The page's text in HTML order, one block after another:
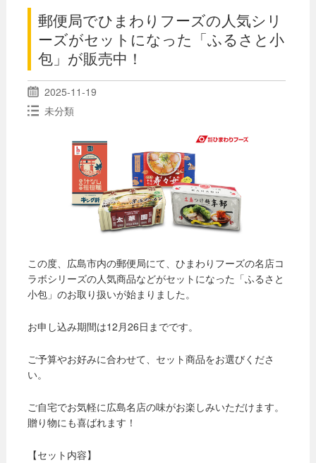
郵便局でひまわりフーズの人気シリ
ーズがセットになった「ふるさと小
包」が販売中！
2025-11-19
未分類
この度、広島市内の郵便局にて、ひまわりフーズの名店コ
ラボシリーズの人気商品などがセットになった「ふるさと
小包」のお取り扱いが始まりました。
お申し込み期間は12月26日までです。
ご予算やお好みに合わせて、セット商品をお選びくださ
い。
ご自宅でお気軽に広島名店の味がお楽しみいただけます。
贈り物にも喜ばれます！
【セット内容】